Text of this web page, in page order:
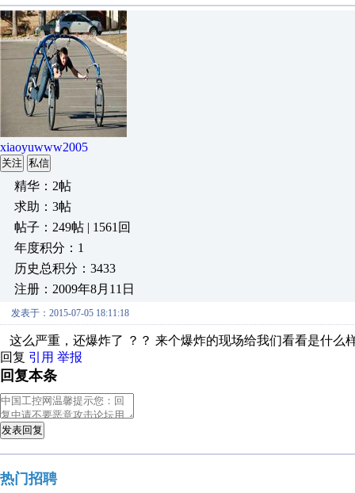
xiaoyuwww2005
关注 私信
精华：2帖
求助：3帖
帖子：249帖 | 1561回
年度积分：1
历史总积分：3433
注册：2009年8月11日
发表于：2015-07-05 18:11:18
这么严重，还爆炸了 ？？ 来个爆炸的现场给我们看看是什么
回复 引用 举报
回复本条
发表回复
热门招聘